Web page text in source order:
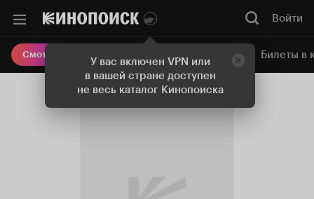
У вас включен VPN или
в вашей стране доступен
не весь каталог Кинопоиска
Войти
Смотреть кино Онлайн-кинотеатр Билеты в